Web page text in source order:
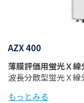
AZX 400
薄膜評価用蛍光Ｘ線
波長分散型蛍光Ｘ線
もっとみる